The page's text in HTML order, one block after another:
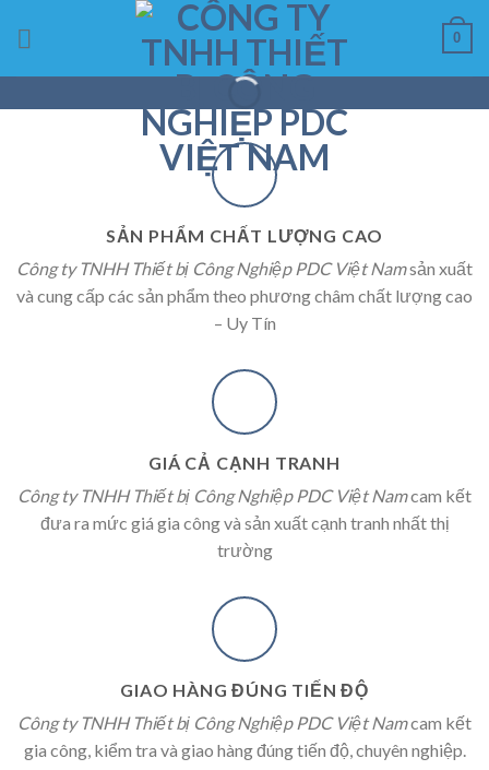
0
SẢN PHẨM CHẤT LƯỢNG CAO
Công ty TNHH Thiết bị Công Nghiệp PDC Việt Namsản xuất
và cung cấp các sản phẩm theo phương châm chất lượng cao
– Uy Tín
GIÁ CẢ CẠNH TRANH
Công ty TNHH Thiết bị Công Nghiệp PDC Việt Namcam kết
đưa ra mức giá gia công và sản xuất cạnh tranh nhất thị
trường
GIAO HÀNG ĐÚNG TIẾN ĐỘ
Công ty TNHH Thiết bị Công Nghiệp PDC Việt Namcam kết
gia công, kiểm tra và giao hàng đúng tiến độ, chuyên nghiệp.